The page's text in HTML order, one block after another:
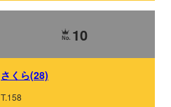
10
さくら(28)
T.158